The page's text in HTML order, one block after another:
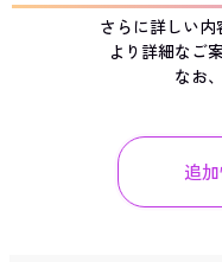
さらに詳しい内
より詳細なご
なお
追